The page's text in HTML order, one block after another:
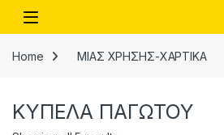
Skip to navigation
Skip to content
Open
Home ΜΙΑΣ ΧΡΗΣΗΣ-ΧΑΡΤΙΚΑ
ΚΥΠΕΛΑ ΠΑΓΩΤΟΥ